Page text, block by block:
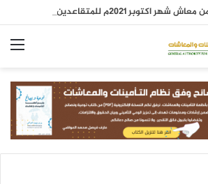
اكتوبر 2021م للمتقاعدين